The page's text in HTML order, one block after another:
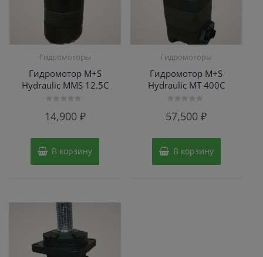
Гидромоторы
Гидромотор M+S
Hydraulic MMS 12.5C
014,900 ₽
В корзину
Гидромоторы
Гидромотор M+S
Hydraulic МТ 400С
0
57,500₽
В корзину